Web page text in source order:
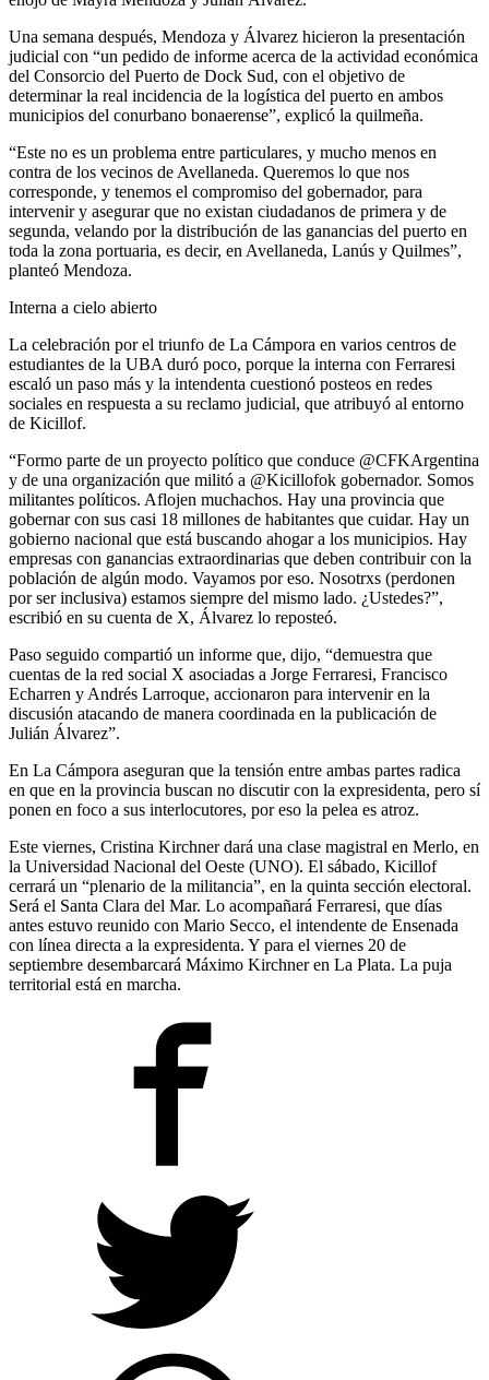
Una semana después, Mendoza y Álvarez hicieron la presentación
judicial con “un pedido de informe acerca de la actividad económica
del Consorcio del Puerto de Dock Sud, con el objetivo de
determinar la real incidencia de la logística del puerto en ambos
municipios del conurbano bonaerense”, explicó la quilmeña.
“Este no es un problema entre particulares, y mucho menos en
contra de los vecinos de Avellaneda. Queremos lo que nos
corresponde, y tenemos el compromiso del gobernador, para
intervenir y asegurar que no existan ciudadanos de primera y de
segunda, velando por la distribución de las ganancias del puerto en
toda la zona portuaria, es decir, en Avellaneda, Lanús y Quilmes”,
planteó Mendoza.
Interna a cielo abierto
La celebración por el triunfo de La Cámpora en varios centros de
estudiantes de la UBA duró poco, porque la interna con Ferraresi
escaló un paso más y la intendenta cuestionó posteos en redes
sociales en respuesta a su reclamo judicial, que atribuyó al entorno
de Kicillof.
“Formo parte de un proyecto político que conduce @CFKArgentina
y de una organización que militó a @Kicillofok gobernador. Somos
militantes políticos. Aflojen muchachos. Hay una provincia que
gobernar con sus casi 18 millones de habitantes que cuidar. Hay un
gobierno nacional que está buscando ahogar a los municipios. Hay
empresas con ganancias extraordinarias que deben contribuir con la
población de algún modo. Vayamos por eso. Nosotrxs (perdonen
por ser inclusiva) estamos siempre del mismo lado. ¿Ustedes?”,
escribió en su cuenta de X, Álvarez lo reposteó.
Paso seguido compartió un informe que, dijo, “demuestra que
cuentas de la red social X asociadas a Jorge Ferraresi, Francisco
Echarren y Andrés Larroque, accionaron para intervenir en la
discusión atacando de manera coordinada en la publicación de
Julián Álvarez”.
En La Cámpora aseguran que la tensión entre ambas partes radica
en que en la provincia buscan no discutir con la expresidenta, pero sí
ponen en foco a sus interlocutores, por eso la pelea es atroz.
Este viernes, Cristina Kirchner dará una clase magistral en Merlo, en
la Universidad Nacional del Oeste (UNO). El sábado, Kicillof
cerrará un “plenario de la militancia”, en la quinta sección electoral.
Será el Santa Clara del Mar. Lo acompañará Ferraresi, que días
antes estuvo reunido con Mario Secco, el intendente de Ensenada
con línea directa a la expresidenta. Y para el viernes 20 de
septiembre desembarcará Máximo Kirchner en La Plata. La puja
territorial está en marcha.